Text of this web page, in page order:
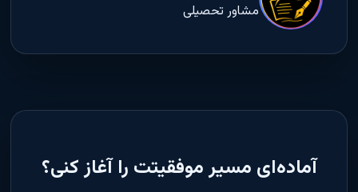
مشاور تحصیلی
آماده‌ای مسیر موفقیتت را آغاز کنی؟